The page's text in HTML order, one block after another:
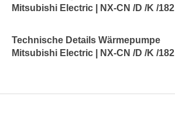
Mitsubishi Electric | NX-CN /D /K /182
Technische Details Wärmepumpe
Mitsubishi Electric | NX-CN /D /K /182